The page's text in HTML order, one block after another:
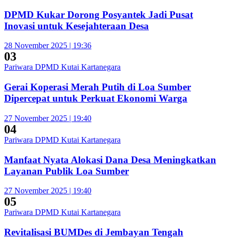
DPMD Kukar Dorong Posyantek Jadi Pusat
Inovasi untuk Kesejahteraan Desa
28 November 2025 | 19:36
03
Pariwara DPMD Kutai Kartanegara
Gerai Koperasi Merah Putih di Loa Sumber
Dipercepat untuk Perkuat Ekonomi Warga
27 November 2025 | 19:40
04
Pariwara DPMD Kutai Kartanegara
Manfaat Nyata Alokasi Dana Desa Meningkatkan
Layanan Publik Loa Sumber
27 November 2025 | 19:40
05
Pariwara DPMD Kutai Kartanegara
Revitalisasi BUMDes di Jembayan Tengah